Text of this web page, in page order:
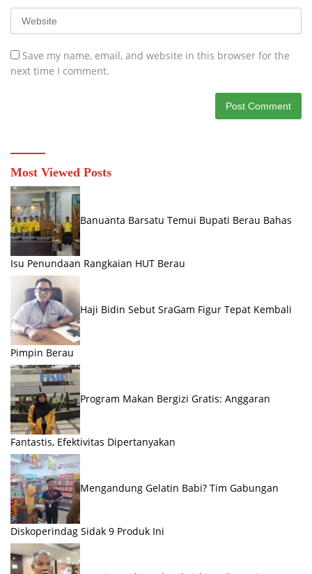
Save my name, email, and website in this browser for the
next time I comment.
Most Viewed Posts
Banuanta Barsatu Temui Bupati Berau Bahas
Isu Penundaan Rangkaian HUT Berau
Haji Bidin Sebut SraGam Figur Tepat Kembali
Pimpin Berau
Program Makan Bergizi Gratis: Anggaran
Fantastis, Efektivitas Dipertanyakan
Mengandung Gelatin Babi? Tim Gabungan
Diskoperindag Sidak 9 Produk Ini